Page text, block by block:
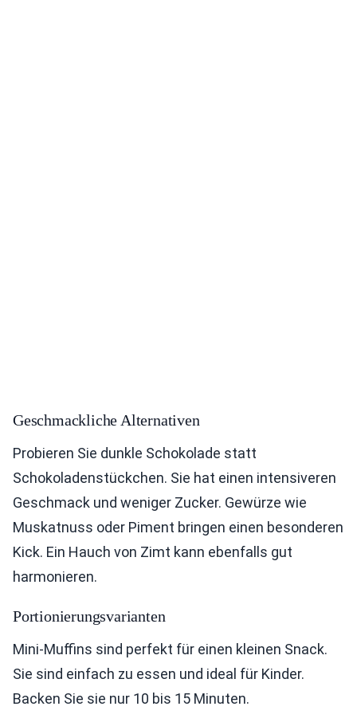
Geschmackliche Alternativen
Probieren Sie dunkle Schokolade statt
Schokoladenstückchen. Sie hat einen intensiveren
Geschmack und weniger Zucker. Gewürze wie
Muskatnuss oder Piment bringen einen besonderen
Kick. Ein Hauch von Zimt kann ebenfalls gut
harmonieren.
Portionierungsvarianten
Mini-Muffins sind perfekt für einen kleinen Snack.
Sie sind einfach zu essen und ideal für Kinder.
Backen Sie sie nur 10 bis 15 Minuten.